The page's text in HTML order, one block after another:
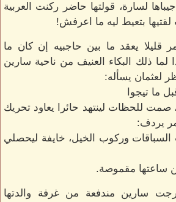
لسارة، قولتها حاضر ركنت العربية
بتعيط ليه ما اعرفش!
يعقد ما بين حاجبيه إن كان ما
لما ذلك البكاء العنيف من ناحية سارين
لعثمان يسأله:
ما تيجوا
صمت للحظات لينتهد حائرا يعاود تحريك
يردف:
وركوب الخيل، خايفة ليحصلي
مقموصة.
سارين مندفعة من غرفة والدتها